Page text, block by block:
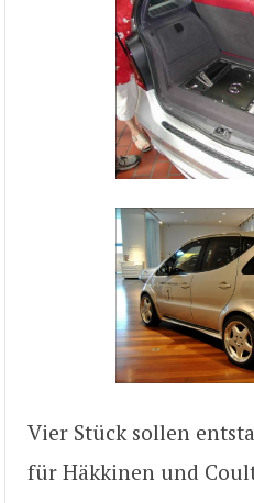
Vier Stück sollen
für Häkkinen und